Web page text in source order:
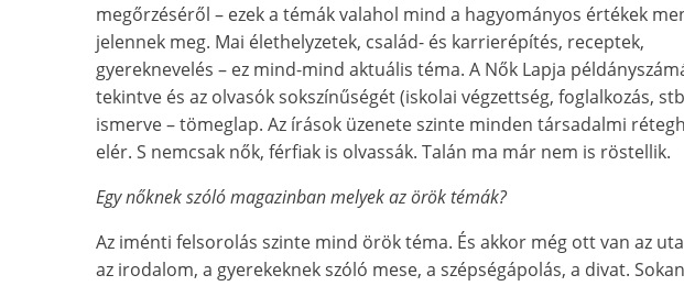
megőrzéséről – ezek a témák valahol mind a hagyományos értékek
jelennek meg. Mai élethelyzetek, család- és karrierépítés, receptek,
gyereknevelés – ez mind-mind aktuális téma. A Nők Lapja
tekintve és az olvasók sokszínűségét (iskolai végzettség, foglalkozás,
ismerve – tömeglap. Az írások üzenete szinte minden társadalmi
elér. S nemcsak nők, férfiak is olvassák. Talán ma már nem is röstellik.
Egy nőknek szóló magazinban melyek az örök témák?
Az iménti felsorolás szinte mind örök téma. És akkor még ott van az
az irodalom, a gyerekeknek szóló mese, a szépségápolás, a divat. Sokan